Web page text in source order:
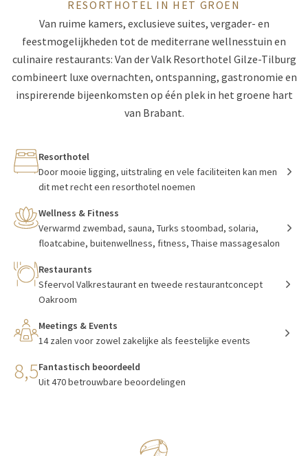
RESORTHOTEL IN HET GROEN
Van ruime kamers, exclusieve suites, vergader- en
feestmogelijkheden tot de mediterrane wellnesstuin en
culinaire restaurants: Van der Valk Resorthotel Gilze-Tilburg
combineert luxe overnachten, ontspanning, gastronomie en
inspirerende bijeenkomsten op één plek in het groene hart
van Brabant.
Resorthotel
Door mooie ligging, uitstraling en vele faciliteiten kan men
dit met recht een resorthotel noemen
Wellness & Fitness
Verwarmd zwembad, sauna, Turks stoombad, solaria,
floatcabine, buitenwellness, fitness, Thaise massagesalon
Restaurants
Sfeervol Valkrestaurant en tweede restaurantconcept
Oakroom
Meetings & Events
14 zalen voor zowel zakelijke als feestelijke events
8,5Fantastisch beoordeeld
Uit 470 betrouwbare beoordelingen